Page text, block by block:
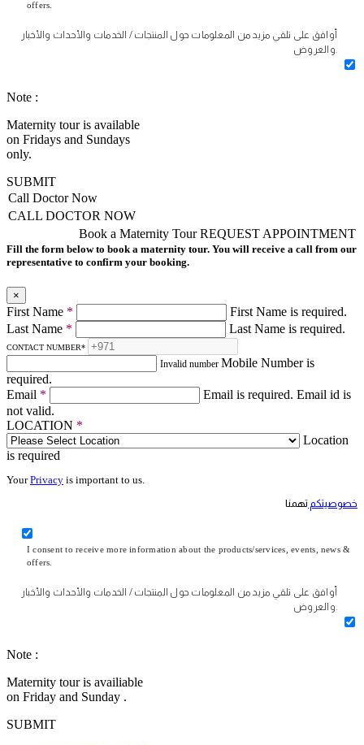
offers.
أوافق على تلقي مزيد من المعلومات حول المنتجات / الخدمات والأحداث والأخبار
والعروض.
Note :
Maternity tour is available
on Fridays and Sundays
only.
SUBMIT
Call Doctor Now
CALL DOCTOR NOW
REQUEST APPOINTMENT
Book a Maternity Tour
Fill the form below to book a maternity tour. You will receive a call from our
representative to confirm your booking.
×
First Name *
First Name is required.
Last Name * Last Name is required.
CONTACT NUMBER*
Invalid number Mobile Number is
required.
Email * Email is required. Email id is
not valid.
LOCATION *
Location
is required
YourPrivacy is important to us.
خصوصيتكم تهمنا
I consent to receive more information about the products/services, events, news &
offers.
أوافق على تلقي مزيد من المعلومات حول المنتجات / الخدمات والأحداث والأخبار
والعروض.
Note :
Maternity tour is availiable
on Friday and Sunday .
SUBMIT